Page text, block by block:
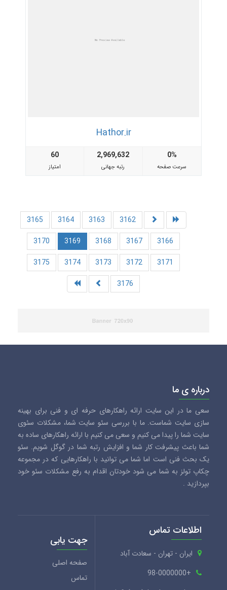
Hathor.ir
60
امتیاز
2,969,632
رتبه جهانی
0%
سرعت صفحه
3162
3163
3164
3165
3166
3167
3168
3169
3170
3171
3172
3173
3174
3175
3176
درباره ی ما
سعی ما در این سایت ارائه راهکارهای حرفه ای و فنی برای بهینه
سازی سایت شماست. ما با بررسی سئو سایت شما، مشکلات سئوی
سایت شما را پیدا می کنیم و سعی می کنیم با ارائه راهکارهای ساده به
شما باعث پیشرفت کار شما و افزایش رتبه شما در گوگل شویم. سئو
یک بحث فنی است اما شما می توانید با راهکارهایی که در مجموعه
چکاپ تولز به شما می شود خودتان اقدام به رفع مشکلات سئو خود
بپردازید .
اطلاعات تماس
ایران - تهران - سعادت آباد
+98-0000000
جهت یابی
صفحه اصلی
تماس